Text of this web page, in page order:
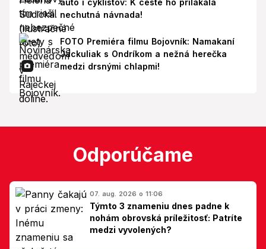
auto i cyklistov: K ceste ho prilákala
nechutná návnada!
FOTO Premiéra filmu Bojovník: Namakaní
Jackuliak s Ondríkom a nežná herečka
medzi drsnými chlapmi!
Odporúčame
07. aug. 2026 o 11:06
Týmto 3 znameniu dnes padne k
nohám obrovská príležitosť: Patríte
medzi vyvolených?